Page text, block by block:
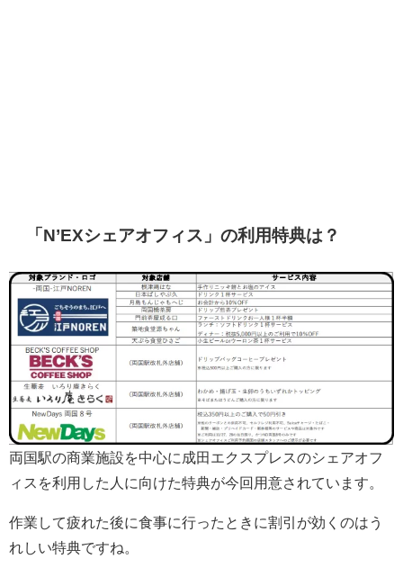
「N’EXシェアオフィス」の利用特典は？
両国駅の商業施設を中心に成田エクスプレスのシェアオフ
ィスを利用した人に向けた特典が今回用意されています。
作業して疲れた後に食事に行ったときに割引が効くのはう
れしい特典ですね。